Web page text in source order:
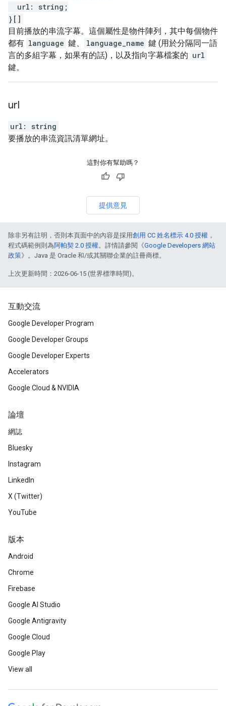
url : string ;
} []
目前播放的串流字幕。這個屬性是物件陣列，其中每個物件
都有 language 鍵、 language_name 鍵 (用於分隔同一語
言的多組字幕，如果有的話)，以及指向字幕檔案的 url
鍵。
url
url :
string
要播放的串流資訊清單網址。
這對你有幫助嗎？
提供意見
除非另有註明，否則本頁面中的內容是採用創用 CC 姓名標示 4.0 授權 ，
程式碼範例則為阿帕契 2.0 授權。詳情請參閱《Google Developers 網站
政策》。Java 是 Oracle 和/或其關聯企業的註冊商標。
上次更新時間：2026-06-15 (世界標準時間)。
互動交流
Google Developer Program
Google Developer Groups
Google Developer Experts
Accelerators
Google Cloud & NVIDIA
論壇
網誌
Bluesky
Instagram
LinkedIn
X (Twitter)
YouTube
版本
Android
Chrome
Firebase
Google AI Studio
Google Antigravity
Google Cloud
Google Play
View all